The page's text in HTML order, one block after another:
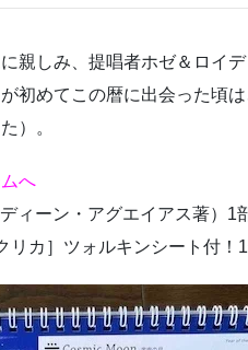
親しみ、提唱者ホゼ＆ロイ
初めてこの暦に出会った頃
）。
へ
ィーン・アグエイアス著）1
カ］ツォルキンシート付！